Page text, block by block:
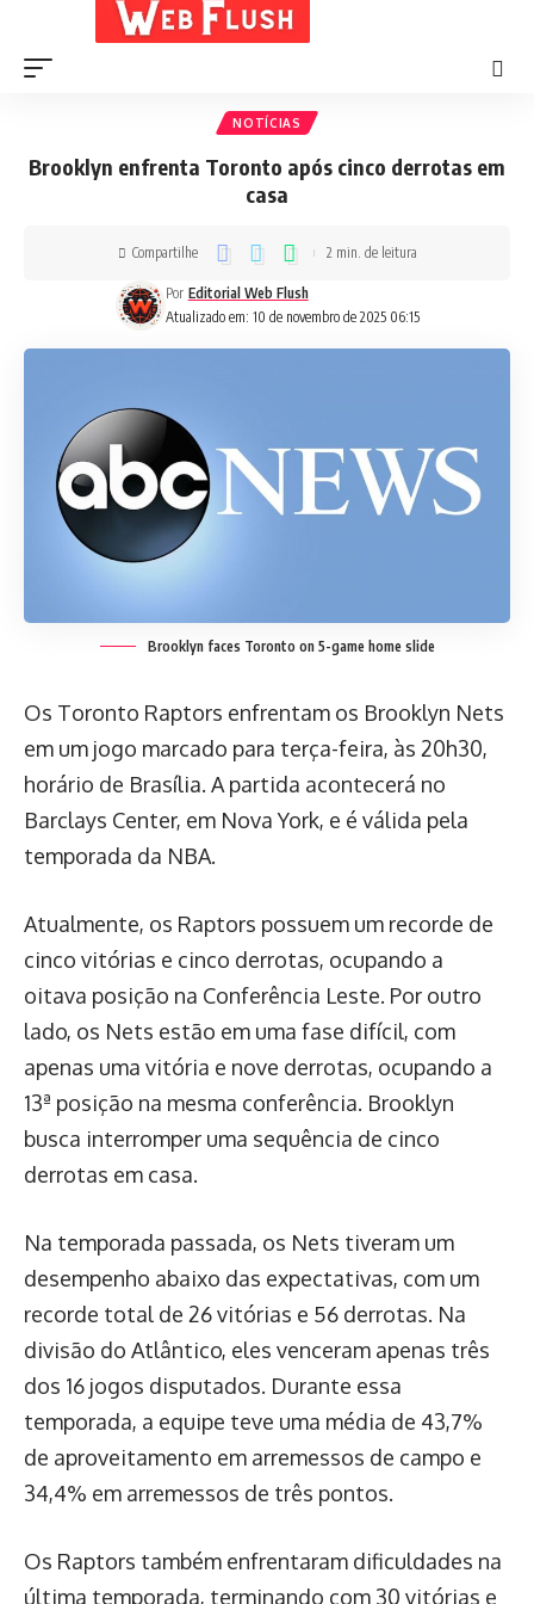
NOTÍCIAS
Brooklyn enfrenta Toronto após cinco derrotas em
casa
Atualizado em: 10 de novembro de 2025 06:15
Por Editorial Web Flush
Compartilhe 2 min. de leitura
Brooklyn faces Toronto on 5-game home slide
Os Toronto Raptors enfrentam os Brooklyn Nets
em um jogo marcado para terça-feira, às 20h30,
horário de Brasília. A partida acontecerá no
Barclays Center, em Nova York, e é válida pela
temporada da NBA.
Atualmente, os Raptors possuem um recorde de
cinco vitórias e cinco derrotas, ocupando a
oitava posição na Conferência Leste. Por outro
lado, os Nets estão em uma fase difícil, com
apenas uma vitória e nove derrotas, ocupando a
13ª posição na mesma conferência. Brooklyn
busca interromper uma sequência de cinco
derrotas em casa.
Na temporada passada, os Nets tiveram um
desempenho abaixo das expectativas, com um
recorde total de 26 vitórias e 56 derrotas. Na
divisão do Atlântico, eles venceram apenas três
dos 16 jogos disputados. Durante essa
temporada, a equipe teve uma média de 43,7%
de aproveitamento em arremessos de campo e
34,4% em arremessos de três pontos.
Os Raptors também enfrentaram dificuldades na
última temporada, terminando com 30 vitórias e